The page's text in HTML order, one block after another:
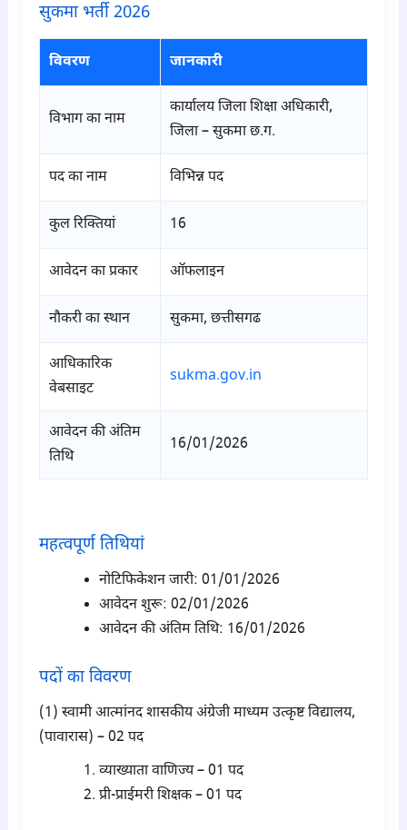
सुकमा भर्ती 2026
विवरण जानकारी
विभाग का नाम
कार्यालय जिला शिक्षा अधिकारी,
जिला – सुकमा छ.ग.
पद का नाम विभिन्न पद
कुल रिक्तियां 16
आवेदन का प्रकार ऑफलाइन
नौकरी का स्थान सुकमा, छत्तीसगढ
आधिकारिक
वेबसाइट
sukma.gov.in
आवेदन की अंतिम
तिथि
16/01/2026
महत्वपूर्ण तिथियां
नोटिफिकेशन जारी: 01/01/2026
आवेदन शुरू: 02/01/2026
आवेदन की अंतिम तिथि: 16/01/2026
पदों का विवरण
(1) स्वामी आत्मांनद शासकीय अंग्रेजी माध्यम उत्कृष्ट विद्यालय,
(पावारास) – 02 पद
व्याख्याता वाणिज्य – 01 पद
प्री-प्राईमरी शिक्षक – 01 पद